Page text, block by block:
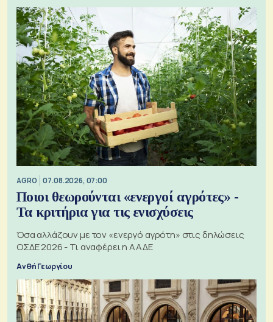
AGRO 07.08.2026, 07:00
Ποιοι θεωρούνται «ενεργοί αγρότες» -
Τα κριτήρια για τις ενισχύσεις
Όσα αλλάζουν με τον «ενεργό αγρότη» στις δηλώσεις
ΟΣΔΕ 2026 - Τι αναφέρει η ΑΑΔΕ
Ανθή Γεωργίου